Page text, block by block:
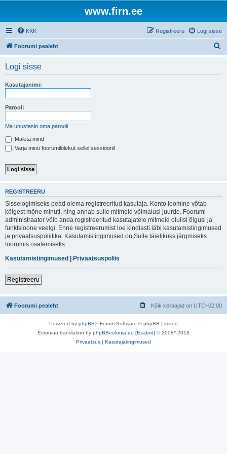
www.firn.ee
KKK Logi sisse
Registreeru
Foorumi pealeht
Logi sisse
Kasutajanimi:
Parool:
Ma unustasin oma parooli
Mäleta mind
Varja minu foorumilolekut sellel sessioonil
REGISTREERU
Sisselogimiseks pead olema registreeritud kasutaja. Konto loomine võtab
kõigest mõne minuti, ning annab sulle mitmeid võimalusi juurde. Foorumi
administraator võib anda registreeritud kasutajatele mitmeid olulisi õigusi ja
funktsioone veelgi. Enne registreerumist loe kindlasti läbi kasutamistingimused
ja privaatsuspoliitika. Kasutamistingimused on Sulle täielikuks järgmiseks
foorumis osalemiseks.
Kasutamistingimused | Privaatsuspoliis
Registreeru
Foorumi pealeht Kõik kellaajad on UTC+02:00
Powered by phpBB® Forum Software © phpBB Limited
Estonian translation by phpBBestonia.eu [Exabot] © 2008*-2018
Privaatsus | Kasutajatingimused